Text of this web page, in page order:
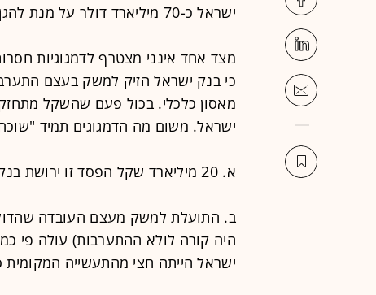
ישראל כ-70 מיליארד דולר על מנת להגן על המשק מפני התחזקות השקל.
מצד אחד אינני מצטרף לדמגוגיות
כי בנק ישראל הזיק למשק בעצם
מאסון כלכלי. בכול פעם שהשקל
ישראל. משום מה הדמגוגים תמיד
א. 20 מיליארד שקל הפסד זו ירושת בנק ישראל מתקופת הנגיד פרנקל.
היה קורה לולא ההתערבות) עולה פי
ישראל הייתה חצי מהתעשייה